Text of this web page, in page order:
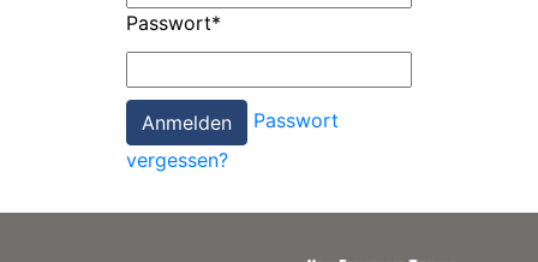
Paper
Passwort*
Passwort
vergessen?